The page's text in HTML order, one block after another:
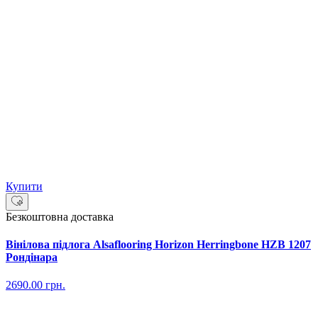
Купити
Безкоштовна доставка
Вінілова підлога Alsaflooring Horizon Herringbone HZB 1207
Рондінара
2690.00 грн.